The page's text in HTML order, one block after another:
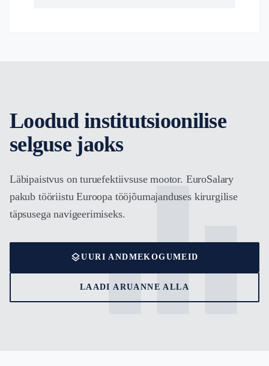
Loodud institutsioonilise
selguse jaoks
Läbipaistvus on turuefektiivsuse mootor. EuroSalary
pakub tööriistu Euroopa tööjõumajanduses kirurgilise
täpsusega navigeerimiseks.
layersUURI ANDMEKOGUMEID
LAADI ARUANNE ALLA
equalizer